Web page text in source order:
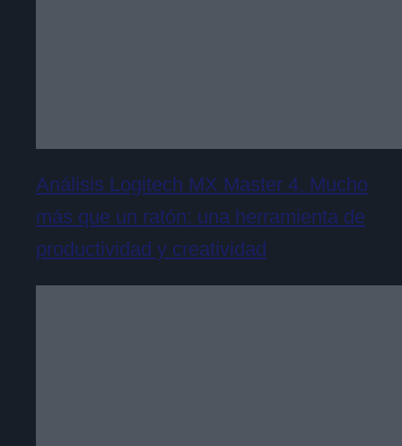
Análisis Logitech MX Master 4. Mucho
más que un ratón: una herramienta de
productividad y creatividad